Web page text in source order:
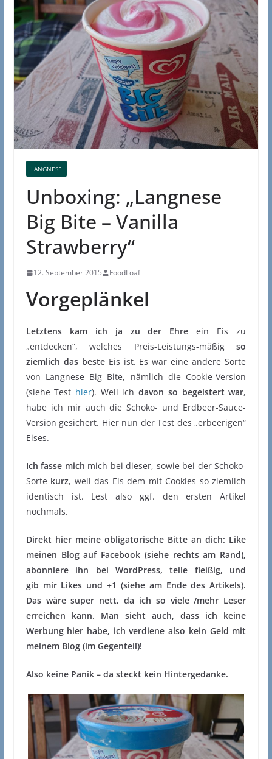
LANGNESE
Unboxing: „Langnese
Big Bite – Vanilla
Strawberry“
12. September 2015 FoodLoaf
Vorgeplänkel
Letztens kam ich ja zu der Ehre ein Eis zu
„entdecken“, welches Preis-Leistungs-mäßigso
ziemlich das besteEis ist. Es war eine andere Sorte
von Langnese Big Bite, nämlich die Cookie-Version
(siehe Test hier). Weil ichdavon so begeistert war,
habe ich mir auch die Schoko- und Erdbeer-Sauce-
Version gesichert. Hier nun der Test des „erbeerigen“
Eises.
Ich fasse mich mich bei dieser, sowie bei der Schoko-
Sorte kurz, weil das Eis dem mit Cookies so ziemlich
identisch ist. Lest also ggf. den ersten Artikel
nochmals.
Direkt hier meine obligatorische Bitte an dich: Like
meinen Blog auf Facebook (siehe rechts am Rand),
abonniere ihn bei WordPress, teile fleißig, und
gib mir Likes und +1 (siehe am Ende des Artikels).
Das wäre super nett, da ich so viele /mehr Leser
erreichen kann. Man sieht auch, dass ich keine
Werbung hier habe, ich verdiene also kein Geld mit
meinem Blog (im Gegenteil)!
Also keine Panik – da steckt kein Hintergedanke.